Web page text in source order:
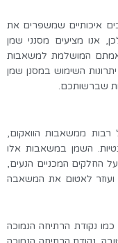
איכותיים שמשפרים את
אנו מציעים מסנני שמן
המושלמת למשאבות
השימוש במסנן שמן
שברשותכם.
ממשאבות הוואקום,
השמן במשאבות אלו
החלקים המכניים הנעים,
ועוזר לאטום את המשאבה
נקודת הרתיחה הנמוכה